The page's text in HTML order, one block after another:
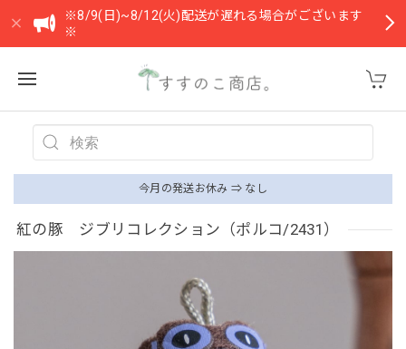
※8/9(日)~8/12(火)配送が遅れる場合がございます
※
今月の発送お休み ⇒ なし
紅の豚 ジブリコレクション（ポルコ/2431）